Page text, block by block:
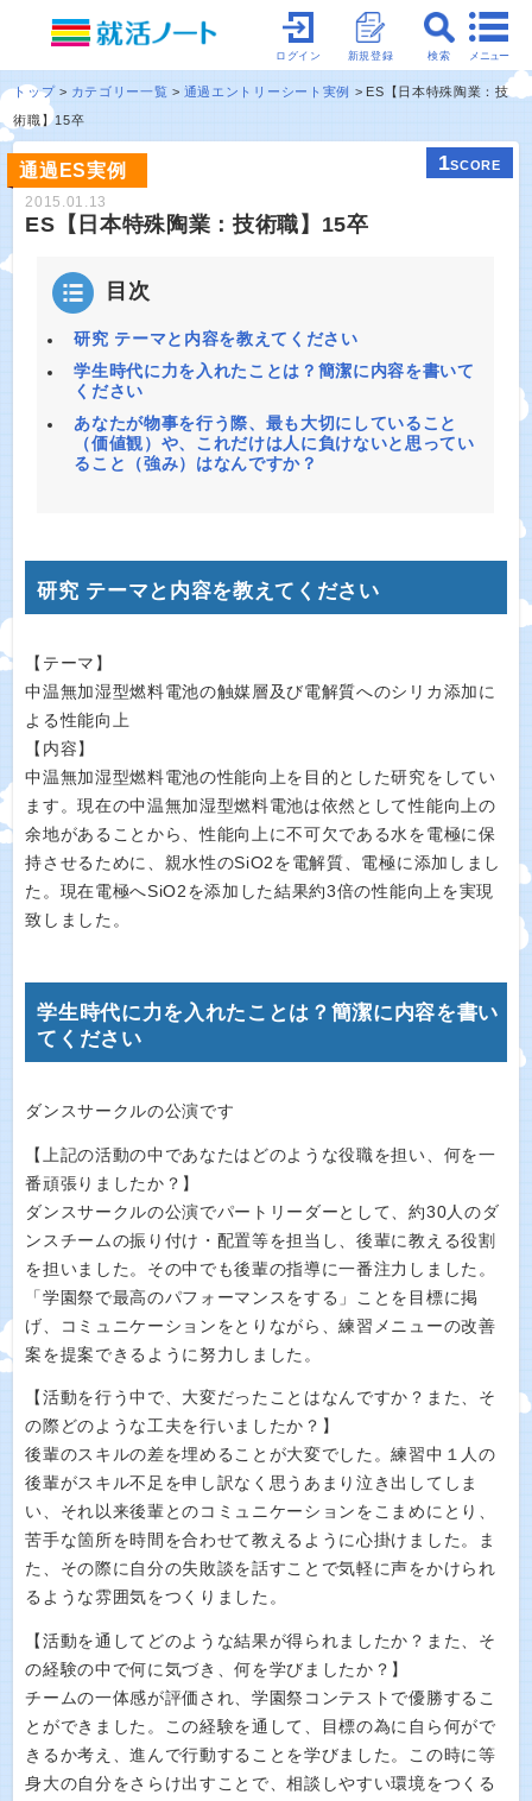
メニュー
検索
新規登録
ログイン
トップ カテゴリー一覧 通過エントリーシート実例
ES【日本特殊陶業：技
術職】15卒
通過ES実例 1SCORE
2015.01.13
ES【日本特殊陶業：技術職】15卒
目次
研究 テーマと内容を教えてください
学生時代に力を入れたことは？簡潔に内容を書いて
ください
あなたが物事を行う際、最も大切にしていること
（価値観）や、これだけは人に負けないと思ってい
ること（強み）はなんですか？
研究 テーマと内容を教えてください
【テーマ】
中温無加湿型燃料電池の触媒層及び電解質へのシリカ添加に
よる性能向上
【内容】
中温無加湿型燃料電池の性能向上を目的とした研究をしてい
ます。現在の中温無加湿型燃料電池は依然として性能向上の
余地があることから、性能向上に不可欠である水を電極に保
持させるために、親水性のSiO2を電解質、電極に添加しまし
た。現在電極へSiO2を添加した結果約3倍の性能向上を実現
致しました。
学生時代に力を入れたことは？簡潔に内容を書い
てください
ダンスサークルの公演です
【上記の活動の中であなたはどのような役職を担い、何を一
番頑張りましたか？】
ダンスサークルの公演でパートリーダーとして、約30人のダ
ンスチームの振り付け・配置等を担当し、後輩に教える役割
を担いました。その中でも後輩の指導に一番注力しました。
「学園祭で最高のパフォーマンスをする」ことを目標に掲
げ、コミュニケーションをとりながら、練習メニューの改善
案を提案できるように努力しました。
【活動を行う中で、大変だったことはなんですか？また、そ
の際どのような工夫を行いましたか？】
後輩のスキルの差を埋めることが大変でした。練習中１人の
後輩がスキル不足を申し訳なく思うあまり泣き出してしま
い、それ以来後輩とのコミュニケーションをこまめにとり、
苦手な箇所を時間を合わせて教えるように心掛けました。ま
た、その際に自分の失敗談を話すことで気軽に声をかけられ
るような雰囲気をつくりました。
【活動を通してどのような結果が得られましたか？また、そ
の経験の中で何に気づき、何を学びましたか？】
チームの一体感が評価され、学園祭コンテストで優勝するこ
とができました。この経験を通して、目標の為に自ら何がで
きるか考え、進んで行動することを学びました。この時に等
身大の自分をさらけ出すことで、相談しやすい環境をつくる